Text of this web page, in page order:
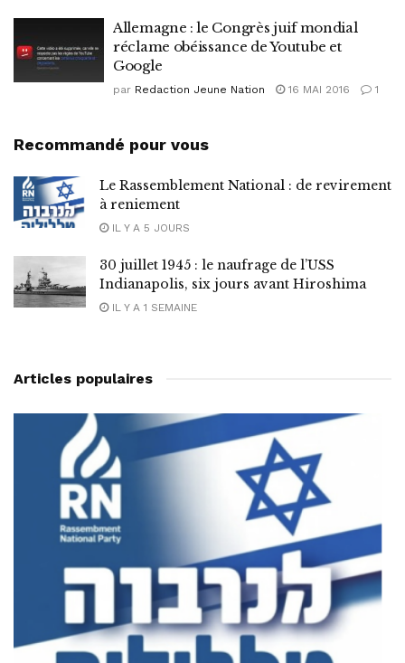
Allemagne : le Congrès juif mondial
réclame obéissance de Youtube et
Google
par Redaction Jeune Nation 16 MAI 2016 1
Recommandé pour vous
Le Rassemblement National : de revirement
à reniement
IL Y A 5 JOURS
30 juillet 1945 : le naufrage de l’USS
Indianapolis, six jours avant Hiroshima
IL Y A 1 SEMAINE
Articles populaires